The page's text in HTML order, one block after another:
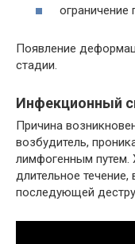
ограничение
Появление
стадии.
Инфекционный
Причина
возбудитель,
лимфогенным путем.
длительное течение,
последующей